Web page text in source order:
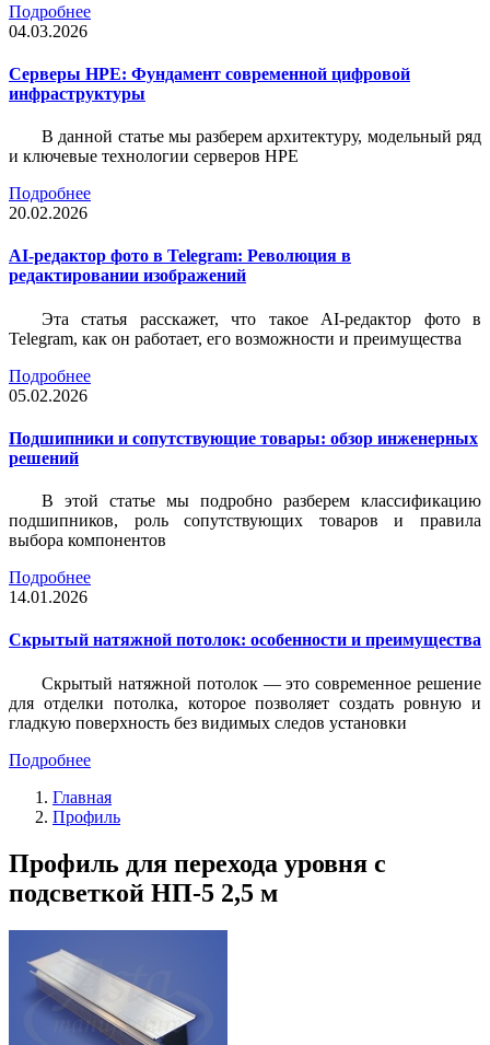
Подробнее
04.03.2026
Серверы HPE: Фундамент современной цифровой
инфраструктуры
В данной статье мы разберем архитектуру, модельный ряд
и ключевые технологии серверов HPE
Подробнее
20.02.2026
AI-редактор фото в Telegram: Революция в
редактировании изображений
Эта статья расскажет, что такое AI-редактор фото в
Telegram, как он работает, его возможности и преимущества
Подробнее
05.02.2026
Подшипники и сопутствующие товары: обзор инженерных
решений
В этой статье мы подробно разберем классификацию
подшипников, роль сопутствующих товаров и правила
выбора компонентов
Подробнее
14.01.2026
Скрытый натяжной потолок: особенности и преимущества
Скрытый натяжной потолок — это современное решение
для отделки потолка, которое позволяет создать ровную и
гладкую поверхность без видимых следов установки
Подробнее
Главная
Профиль
Профиль для перехода уровня с
подсветкой НП-5 2,5 м